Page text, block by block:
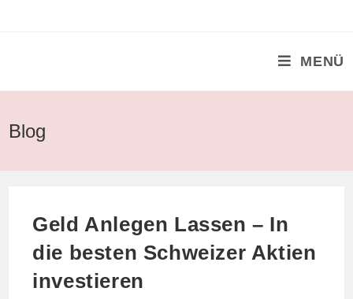
MENÜ
Blog
Geld Anlegen Lassen – In
die besten Schweizer Aktien
investieren